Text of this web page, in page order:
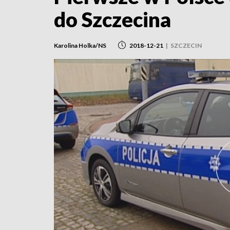
do Szczecina
Karolina Holka/NS 2018-12-21 | SZCZECIN